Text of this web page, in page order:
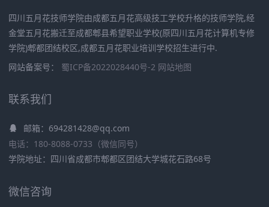
四川五月花技师学院由成都五月花高级技工学校升格的技师学院,经
金堂五月花搬迁至成都郫县希望职业学校(原四川五月花计算机专修
学院)郫都团结校区,成都五月花职业培训学校招生进行中.
网站备案号： 蜀ICP备2022028440号-2 网站地图
联系我们
邮箱：694281428@qq.com
电话：180-8088-0733（微信同号）
学院地址：四川省成都市郫都区团结大学城花石路68号
微信咨询